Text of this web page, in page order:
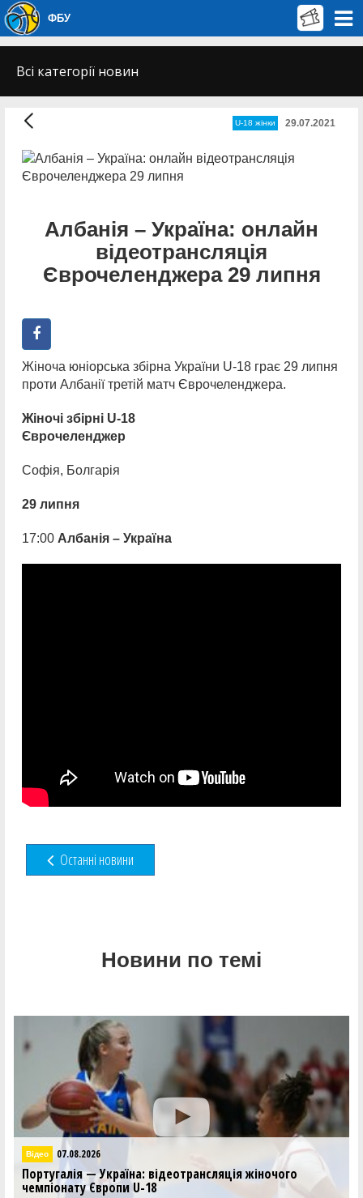
ФБУ
Всі категорії новин
U-18 жінки 29.07.2021
Албанія – Україна: онлайн
відеотрансляція
Єврочеленджера 29 липня
Жіноча юніорська збірна України U-18 грає 29 липня
проти Албанії третій матч Єврочеленджера.
Жіночі збірні U-18
Єврочеленджер
Софія, Болгарія
29 липня
17:00 Албанія – Україна
Останні новини
Новини по темі
Відео 07.08.2026
Португалія — Україна: відеотрансляція жіночого
чемпіонату Європи U-18